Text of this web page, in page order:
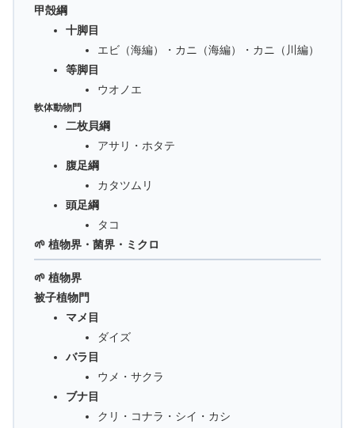
甲殻綱
十脚目
エビ（海編）・カニ（海編）・カニ（川編）
等脚目
ウオノエ
軟体動物門
二枚貝綱
アサリ・ホタテ
腹足綱
カタツムリ
頭足綱
タコ
🌱 植物界・菌界・ミクロ
🌱 植物界
被子植物門
マメ目
ダイズ
バラ目
ウメ・サクラ
ブナ目
クリ・コナラ・シイ・カシ